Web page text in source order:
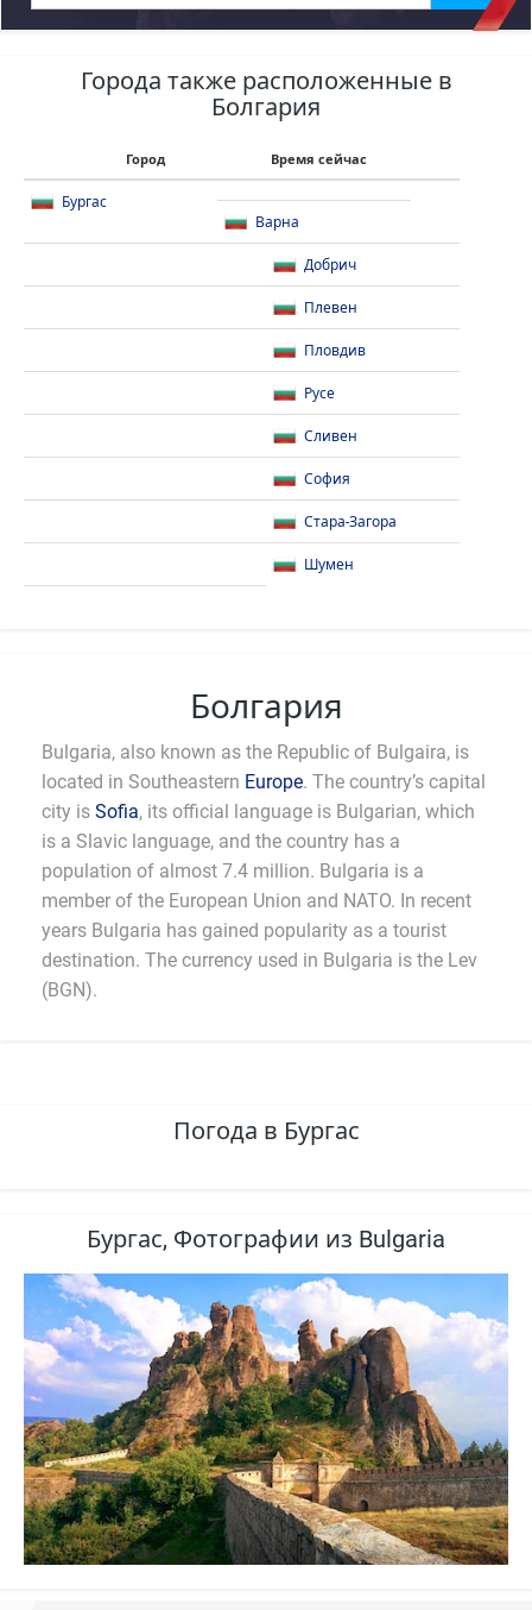
Города также расположенные в
Болгария
Город Время сейчас
Бургас
Варна
Добрич
Плевен
Пловдив
Русе
Сливен
София
Стара-Загора
Шумен
Болгария
Bulgaria, also known as the Republic of Bulgaira, is
located in Southeastern Europe. The country’s capital
city is Sofia, its official language is Bulgarian, which
is a Slavic language, and the country has a
population of almost 7.4 million. Bulgaria is a
member of the European Union and NATO. In recent
years Bulgaria has gained popularity as a tourist
destination. The currency used in Bulgaria is the Lev
(BGN).
Погода в Бургас
Бургас, Фотографии из Bulgaria